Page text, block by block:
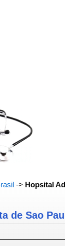
-> Hopsital
de Sao